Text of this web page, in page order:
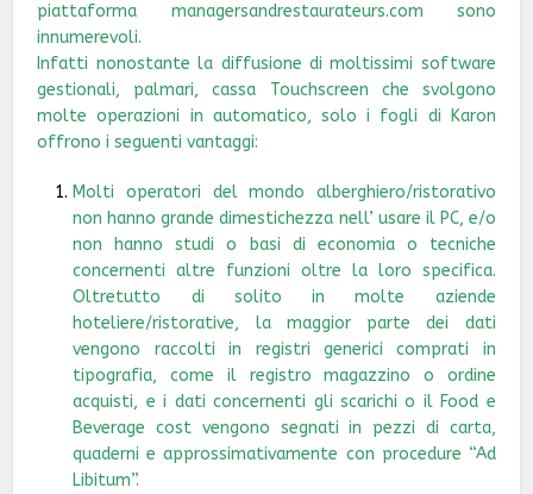
piattaforma managersandrestaurateurs.com sono
innumerevoli.
Infatti nonostante la diffusione di moltissimi software
gestionali, palmari, cassa Touchscreen che svolgono
molte operazioni in automatico, solo i fogli di Karon
offrono i seguenti vantaggi:
Molti operatori del mondo alberghiero/ristorativo
non hanno grande dimestichezza nell’ usare il PC, e/o
non hanno studi o basi di economia o tecniche
concernenti altre funzioni oltre la loro specifica.
Oltretutto di solito in molte aziende
hoteliere/ristorative, la maggior parte dei dati
vengono raccolti in registri generici comprati in
tipografia, come il registro magazzino o ordine
acquisti, e i dati concernenti gli scarichi o il Food e
Beverage cost vengono segnati in pezzi di carta,
quaderni e approssimativamente con procedure “Ad
Libitum”.